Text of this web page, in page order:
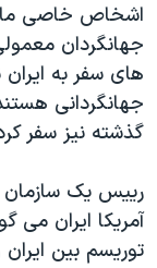
اشخاص خاصی
جهانگردان
های سفر به
جهانگردانی
گذشته نيز سفر
رييس يک سازمان
آمريکا ايران
توريسم بين